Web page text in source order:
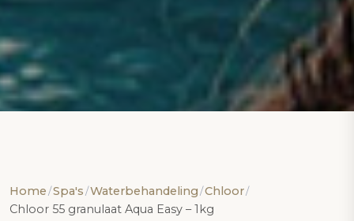
Home /Spa's /Waterbehandeling /Chloor/
Chloor 55 granulaat Aqua Easy – 1kg